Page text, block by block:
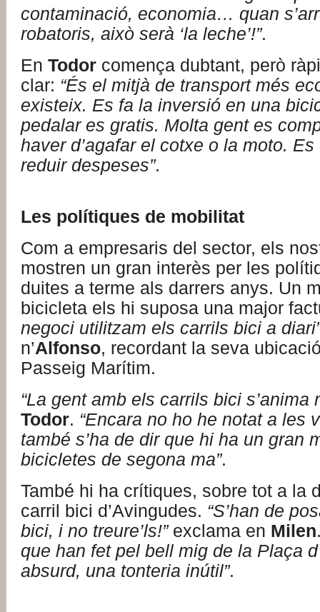
contaminació, economia… quan
robatoris, això serà ‘la leche’!”.
En Todor comença dubtant, però
clar: “És el mitjà de transport més
existeix. Es fa la inversió en una
pedalar es gratis. Molta gent es
haver d’agafar el cotxe o la moto.
reduir despeses”.
Les polítiques de mobilitat
Com a empresaris del sector, els
mostren un gran interès per les
duites a terme als darrers anys. Un
bicicleta els hi suposa una major
negoci utilitzam els carrils bici a
n’Alfonso, recordant la seva
Passeig Marítim.
“La gent amb els carrils bici s’anima
Todor. “Encara no ho he notat a les
també s’ha de dir que hi ha un gran
bicicletes de segona ma”.
També hi ha crítiques, sobre tot a la
carril bici d’Avingudes. “S’han de
bici, i no treure’ls!”exclama en Milen
que han fet pel bell mig de la Plaça
absurd, una tonteria inútil”.